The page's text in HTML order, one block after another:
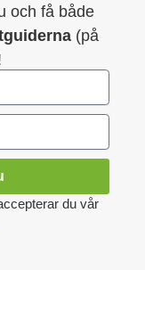
och få både
(på
du vår